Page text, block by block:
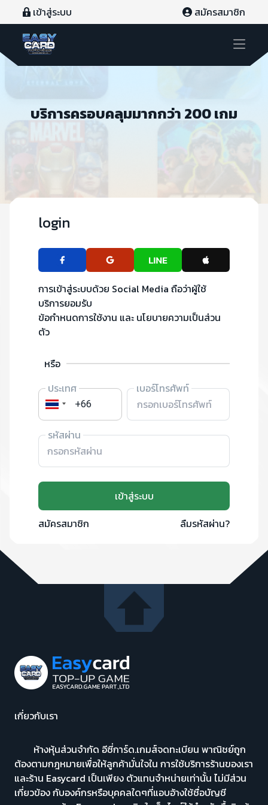
เข้าสู่ระบบ สมัครสมาชิก
เข้าสู่ระบบ สมัครสมาชิก
เติมเครดิต
สินค้า
บัตรเติมเงิน
เกี่ยวกับ
บริการครอบคลุมมากกว่า 200 เกม
login
การเข้าสู่ระบบด้วย Social Media ถือว่าผู้ใช้
บริการยอมรับ
ข้อกำหนดการใช้งาน และ นโยบายความเป็นส่วน
ตัว
หรือ
ประเทศ
เบอร์โทรศัพท์
รหัสผ่าน
เข้าสู่ระบบ
สมัครสมาชิก
ลืมรหัสผ่าน?
เกี่ยวกับเรา
ห้างหุ้นส่วนจำกัด อีซี่การ์ด.เกมส์จดทะเบียน พาณิชย์ถูก
ต้องตามกฎหมายเพื่อให้ลูกค้ามั่นใจใน การใช้บริการร้านของเรา
และร้าน Easycard เป็นเพียง ตัวแทนจำหน่ายเท่านั้น ไม่มีส่วน
เกี่ยวข้อง กับองค์กรหรือบุคคลใดๆที่แอบอ้างใช้ชื่อบัญชี
Easycard Co., Ltd. | บริการเติมเกมส์ ราคาถูกที่สุดในประเทศไท